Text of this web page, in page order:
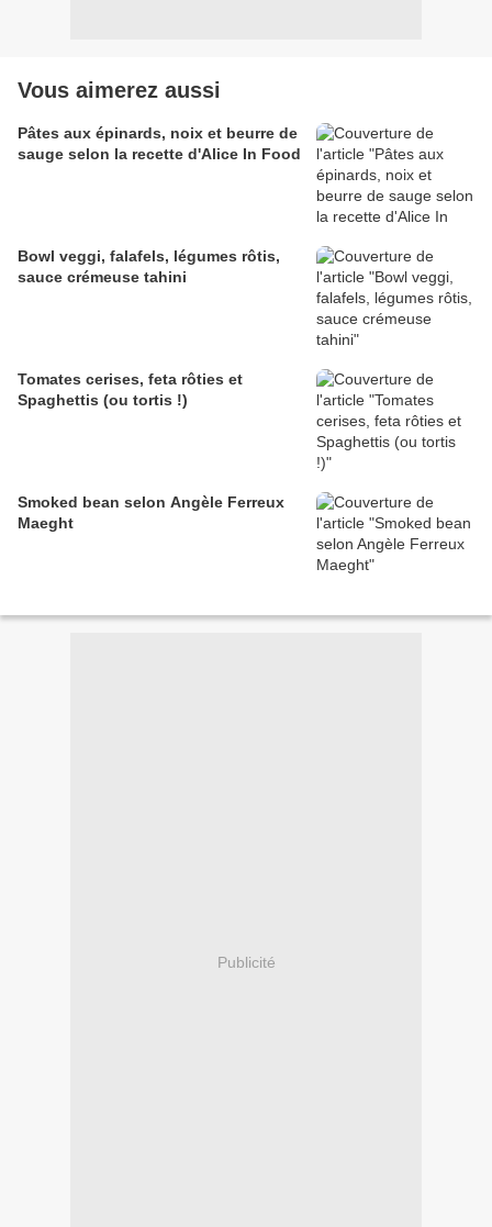
Vous aimerez aussi
Pâtes aux épinards, noix et beurre de
sauge selon la recette d'Alice In Food
Bowl veggi, falafels, légumes rôtis,
sauce crémeuse tahini
Tomates cerises, feta rôties et
Spaghettis (ou tortis !)
Smoked bean selon Angèle Ferreux
Maeght
Publicité